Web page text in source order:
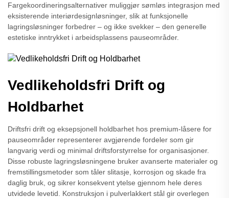
Fargekoordineringsalternativer muliggjør sømløs integrasjon med
eksisterende interiørdesignløsninger, slik at funksjonelle
lagringsløsninger forbedrer – og ikke svekker – den generelle
estetiske inntrykket i arbeidsplassens pauseområder.
Vedlikeholdsfri Drift og
Holdbarhet
Driftsfri drift og eksepsjonell holdbarhet hos premium-låsere for
pauseområder representerer avgjørende fordeler som gir
langvarig verdi og minimal driftsforstyrrelse for organisasjoner.
Disse robuste lagringsløsningene bruker avanserte materialer og
fremstillingsmetoder som tåler slitasje, korrosjon og skade fra
daglig bruk, og sikrer konsekvent ytelse gjennom hele deres
utvidede levetid. Konstruksjon i pulverlakkert stål gir overlegen